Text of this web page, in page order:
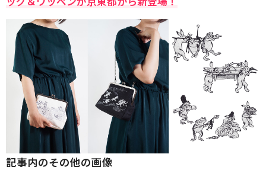
記事内のその他の画像